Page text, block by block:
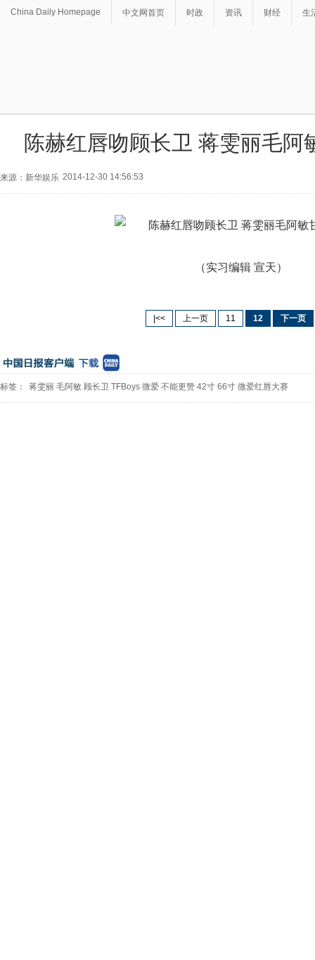
China Daily Homepage 中文网首页 时政 资讯 财经 生
陈赫红唇吻顾长卫 蒋雯丽毛阿
来源：新华娱乐 2014-12-30 14:56:53
（实习编辑 宣天）
|<< 上一页 11 12 下一页
标签： 蒋雯丽 毛阿敏 顾长卫 TFBoys 微爱 不能更赞 42寸 66寸 微爱红唇大赛